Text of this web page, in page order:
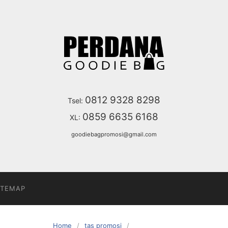
Tsel: 0812 9328 8298
XL: 0859 6635 6168
goodiebagpromosi@gmail.com
Home
tas promosi